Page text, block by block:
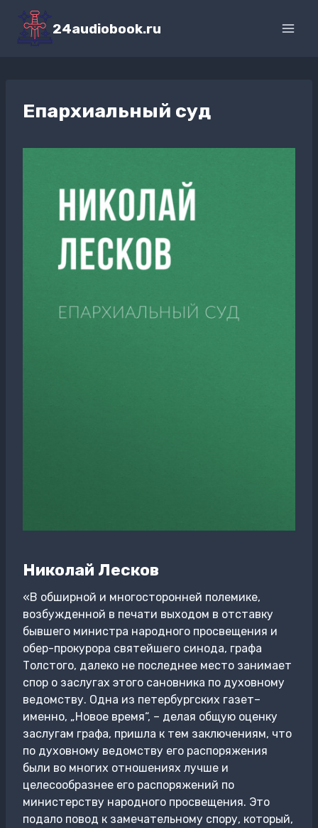
Перейти
содержимому
24audiobook.ru
Епархиальный суд
Николай Лесков
«В обширной и многосторонней полемике,
возбужденной в печати выходом в отставку
бывшего министра народного просвещения и
обер-прокурора святейшего синода, графа
Толстого, далеко не последнее место занимает
спор о заслугах этого сановника по духовному
ведомству. Одна из петербургских газет–
именно, „Новое время“, – делая общую оценку
заслугам графа, пришла к тем заключениям, что
по духовному ведомству его распоряжения
были во многих отношениях лучше и
целесообразнее его распоряжений по
министерству народного просвещения. Это
подало повод к замечательному спору, который,